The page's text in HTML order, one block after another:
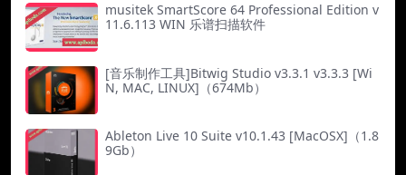
musitek SmartScore 64 Professional Edition v
11.6.113 WIN 乐谱扫描软件
[音乐制作工具]Bitwig Studio v3.3.1 v3.3.3 [Wi
N, MAC, LINUX]（674Mb）
Ableton Live 10 Suite v10.1.43 [MacOSX]（1.8
9Gb）